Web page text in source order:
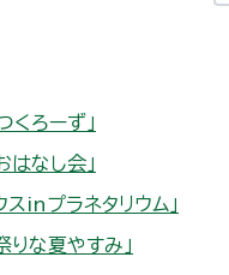
くろーず」
はなし会」
inプラネタリウム」
りな夏やすみ」